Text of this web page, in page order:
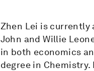
Zhen Lei is currently
John and Willie
in both economics
degree in